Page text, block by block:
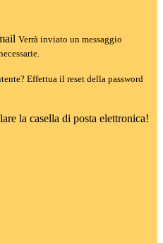
Verrà inviato un messaggio
Effettua il reset della password
la casella di posta elettronica!